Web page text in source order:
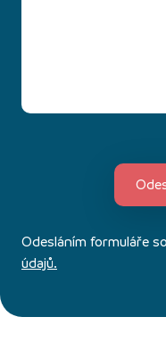
Odesláním formuláře
údajů.